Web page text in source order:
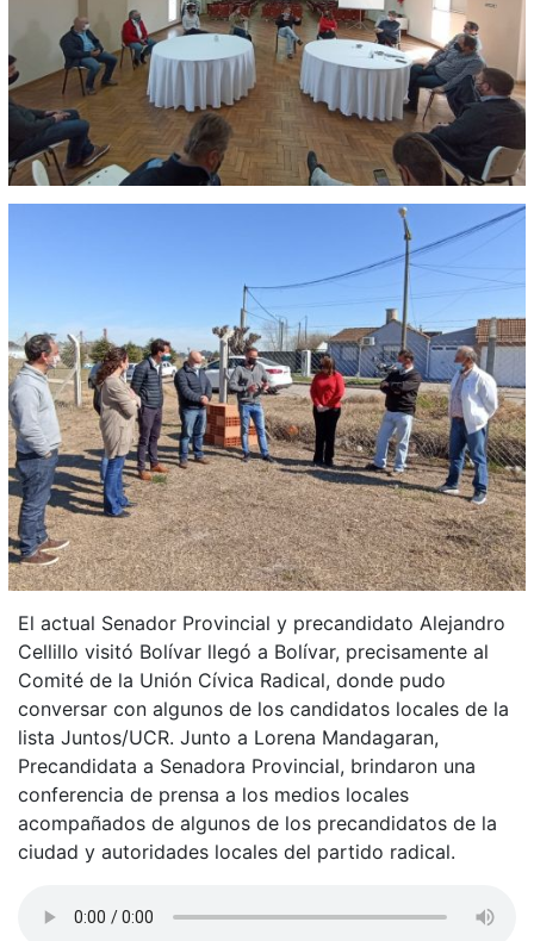
El actual Senador Provincial y precandidato Alejandro
Cellillo visitó Bolívar llegó a Bolívar, precisamente al
Comité de la Unión Cívica Radical, donde pudo
conversar con algunos de los candidatos locales de la
lista Juntos/UCR. Junto a Lorena Mandagaran,
Precandidata a Senadora Provincial, brindaron una
conferencia de prensa a los medios locales
acompañados de algunos de los precandidatos de la
ciudad y autoridades locales del partido radical.